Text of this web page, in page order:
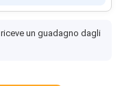
un guadagno dagli